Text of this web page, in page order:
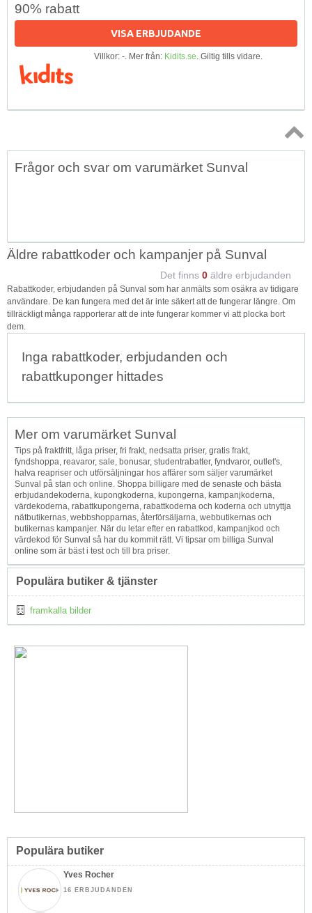
90% rabatt
VISA ERBJUDANDE
Villkor: -. Mer från: Kidits.se. Giltig tills vidare.
Topp
Frågor och svar om varumärket Sunval
Äldre rabattkoder och kampanjer på Sunval
Det finns 0 äldre erbjudanden
Rabattkoder, erbjudanden på Sunval som har anmälts som osäkra av tidigare
användare. De kan fungera med det är inte säkert att de fungerar längre. Om
tillräckligt många rapporterar att de inte fungerar kommer vi att plocka bort
dem.
Inga rabattkoder, erbjudanden och
rabattkuponger hittades
Mer om varumärket Sunval
Tips på fraktfritt, låga priser, fri frakt, nedsatta priser, gratis frakt,
fyndshoppa, reavaror, sale, bonusar, studentrabatter, fyndvaror, outlet's,
halva reapriser och utförsäljningar hos affärer som säljer varumärket
Sunval på stan och online. Shoppa billigare med de senaste och bästa
erbjudandekoderna, kupongkoderna, kupongerna, kampanjkoderna,
värdekoderna, rabattkupongerna, rabattkoderna och koderna och utnyttja
nätbutikernas, webbshopparnas, återförsäljarna, webbutikernas och
butikernas kampanjer. När du letar efter en rabattkod, kampanjkod och
värdekod för Sunval så har du kommit rätt. Vi tipsar om billiga Sunval
online som är bäst i test och till bra priser.
Populära butiker & tjänster
framkalla bilder
Populära butiker
Yves Rocher
16 ERBJUDANDEN